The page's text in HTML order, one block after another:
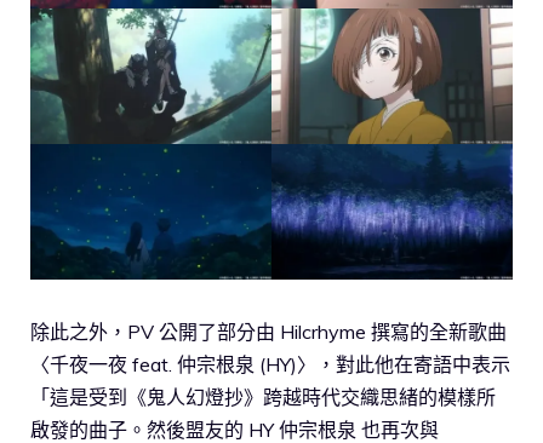
除此之外，PV 公開了部分由 Hilcrhyme 撰寫的全新歌曲
〈千夜一夜 feat. 仲宗根泉 (HY)〉，對此他在寄語中表示
「這是受到《鬼人幻燈抄》跨越時代交織思緒的模樣所
啟發的曲子。然後盟友的 HY 仲宗根泉 也再次與